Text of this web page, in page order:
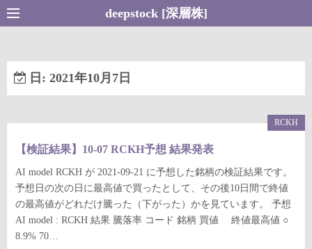
コ
ン
ン
へ
deepstock [深層株]
日: 2021年10月7日
【検証結果】10-07 RCKH予想 結果発表
AI model RCKH が 2021-09-21 に予想した銘柄の検証結果です。
予想日の次の日に最高値で買ったとして、その後10日間で終値
の最高値がどれだけ騰った（下がった）かを見ています。 予想
AI model : RCKH 結果 騰落率 コード 銘柄 買値 終値最高値 ○
8.9% 70…
RCKH